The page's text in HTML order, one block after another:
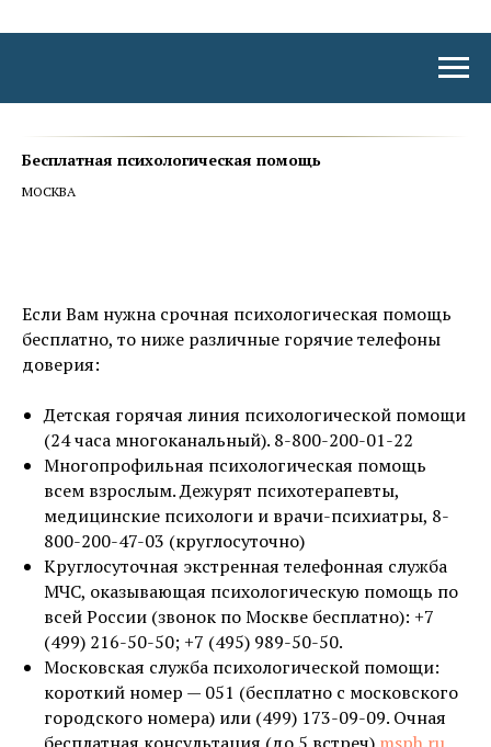
Бесплатная психологическая помощь
МОСКВА
Если Вам нужна срочная психологическая помощь
бесплатно, то ниже различные горячие телефоны
доверия:
Детская горячая линия психологической помощи
(24 часа многоканальный). 8-800-200-01-22
Многопрофильная психологическая помощь
всем взрослым. Дежурят психотерапевты,
медицинские психологи и врачи-психиатры, 8-
800-200-47-03 (круглосуточно)
Круглосуточная экстренная телефонная служба
МЧС, оказывающая психологическую помощь по
всей России (звонок по Москве бесплатно): +7
(499) 216-50-50; +7 (495) 989-50-50.
Московская служба психологической помощи:
короткий номер — 051 (бесплатно с московского
городского номера) или (499) 173-09-09. Очная